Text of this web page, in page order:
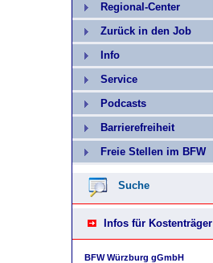
Regional-Center
Zurück in den Job
Info
Service
Podcasts
Barrierefreiheit
Freie Stellen im BFW
Suche
Infos für Kostenträger
BFW Würzburg gGmbH